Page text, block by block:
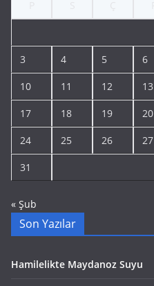
3 4 5 6
10 11 12 13
17 18 19 20
24 25 26 27
31
« Şub
Son Yazılar
Hamilelikte Maydanoz Suyu